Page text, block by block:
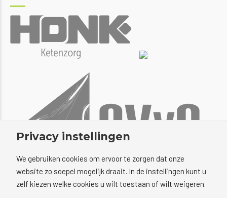
Privacy instellingen
We gebruiken cookies om ervoor te zorgen dat onze
website zo soepel mogelijk draait. In de instellingen kunt u
zelf kiezen welke cookies u wilt toestaan of wilt weigeren.